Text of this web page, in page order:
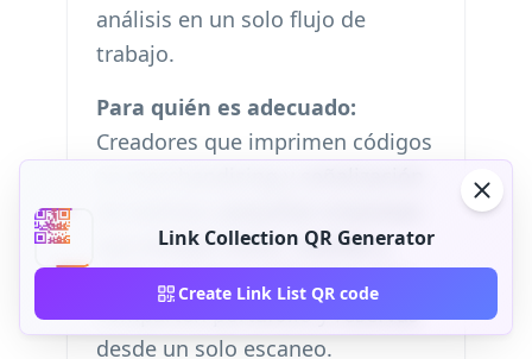
análisis en un solo flujo de
trabajo.
Para quién es adecuado:
Creadores que imprimen códigos
que enlazan menú, reseñas y
redes sociales; autónomos que
comparten portafolio y reservas
desde un solo escaneo.
Link Collection QR Generator
Create Link List QR code